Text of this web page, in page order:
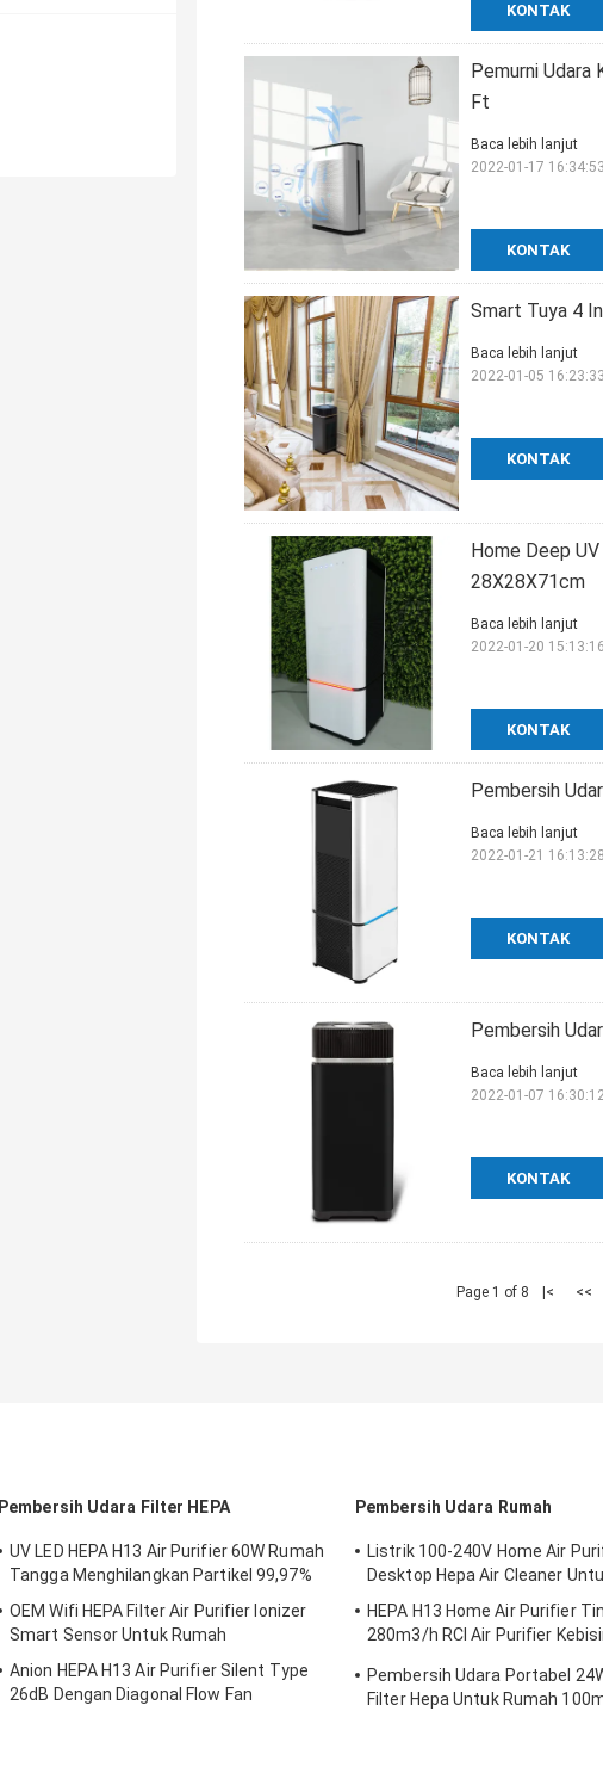
KONTAK
Pemurni Udara
Ft
KONTAK
Baca lebih lanjut
2022-01-17 16:34:53
Smart Tuya 4
KONTAK
Baca lebih lanjut
2022-01-05 16:23:33
Home Deep
28X28X71cm
KONTAK
Baca lebih lanjut
2022-01-20 15:13:16
Pembersih
KONTAK
Baca lebih lanjut
2022-01-21 16:13:28
Pembersih
KONTAK
Baca lebih lanjut
2022-01-07
Page 1 of 8 |< <<
Pembersih Udara Filter HEPA
UV LED HEPA H13 Air Purifier 60W Rumah
Tangga Menghilangkan Partikel 99,97%
OEM Wifi HEPA Filter Air Purifier Ionizer
Smart Sensor Untuk Rumah
Anion HEPA H13 Air Purifier Silent Type
26dB Dengan Diagonal Flow Fan
Pembersih Udara Rumah
Listrik 100-240V Home Air
Desktop Hepa Air Cleaner
HEPA H13 Home Air Purifier
280m3/h RCI Air Purifier
Pembersih Udara Portabel
Filter Hepa Untuk Rumah